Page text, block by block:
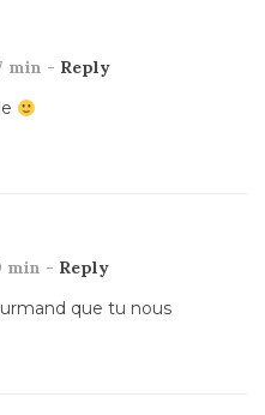
min - Reply
min - Reply
que tu nous